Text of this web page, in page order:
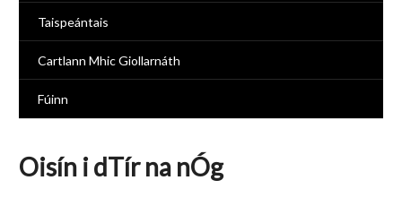
Taispeántais
Cartlann Mhic Giollarnáth
Fúinn
Oisín i dTír na nÓg